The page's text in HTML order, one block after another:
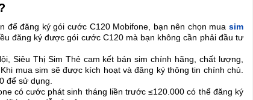
để đăng ký gói cước C120 Mobifone, bạn nên chọn mua sim
đăng ký được gói cước C120 mà bạn không cần phải đầu tư
Siêu Thị Sim Thẻ cam kết bán sim chính hãng, chất lượng,
mua sim sẽ được kích hoạt và đăng ký thông tin chính chủ.
để sử dụng.
có cước phát sinh tháng liền trước ≤120.000 có thể đăng ký